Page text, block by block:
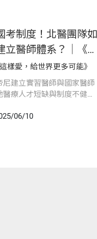
考制度！北醫團隊如
立醫師體系？｜《這
多可能》
樣愛，給世界更多可能》
尼建立實習醫師與國家醫師
療人才短缺與制度不健全
，成為提升醫療品質的重
06/10